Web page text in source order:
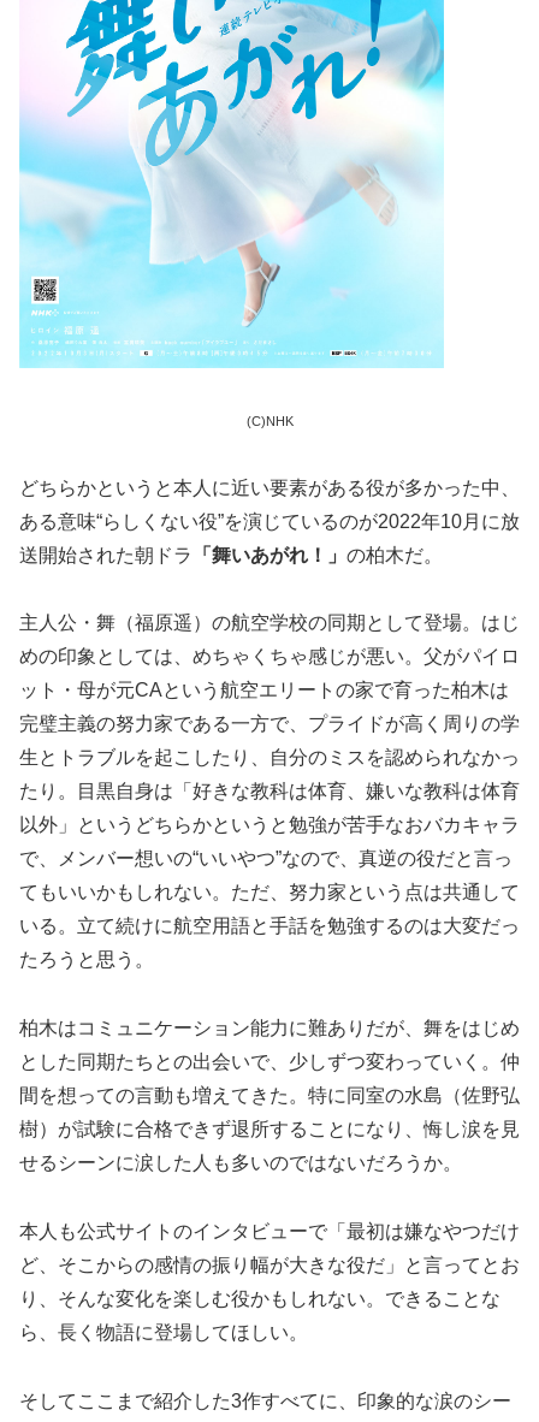
(C)NHK
どちらかというと本人に近い要素がある役が多かった中、
ある意味“らしくない役”を演じているのが2022年10月に放
送開始された朝ドラ
「舞いあがれ！」 の柏木だ。
主人公・舞（福原遥）の航空学校の同期として登場。はじ
めの印象としては、めちゃくちゃ感じが悪い。父がパイロ
ット・母が元CAという航空エリートの家で育った柏木は
完璧主義の努力家である一方で、プライドが高く周りの学
生とトラブルを起こしたり、自分のミスを認められなかっ
たり。目黒自身は「好きな教科は体育、嫌いな教科は体育
以外」というどちらかというと勉強が苦手なおバカキャラ
で、メンバー想いの“いいやつ”なので、真逆の役だと言っ
てもいいかもしれない。ただ、努力家という点は共通して
いる。立て続けに航空用語と手話を勉強するのは大変だっ
たろうと思う。
柏木はコミュニケーション能力に難ありだが、舞をはじめ
とした同期たちとの出会いで、少しずつ変わっていく。仲
間を想っての言動も増えてきた。特に同室の水島（佐野弘
樹）が試験に合格できず退所することになり、悔し涙を見
せるシーンに涙した人も多いのではないだろうか。
本人も公式サイトのインタビューで「最初は嫌なやつだけ
ど、そこからの感情の振り幅が大きな役だ」と言ってとお
り、そんな変化を楽しむ役かもしれない。できることな
ら、長く物語に登場してほしい。
そしてここまで紹介した3作すべてに、印象的な涙のシー